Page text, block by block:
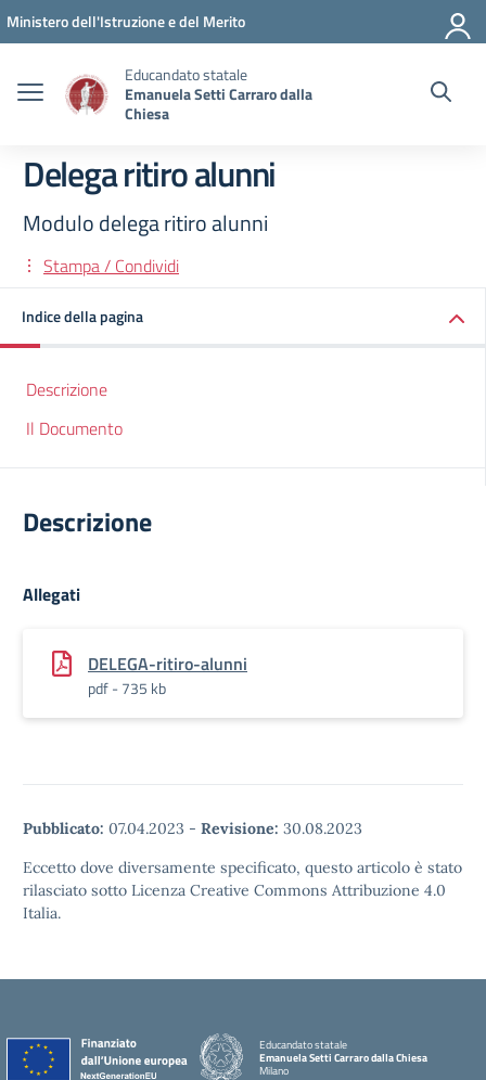
Vai ai contenuti
Vai al menu di navigazione
Vai al footer
Ministero dell'Istruzione e del Merito
Educandato statale
Emanuela Setti Carraro dalla
Chiesa
Delega ritiro alunni
Modulo delega ritiro alunni
Stampa / Condividi
Indice della pagina
Descrizione
Il Documento
Descrizione
Allegati
DELEGA-ritiro-alunni
pdf - 735 kb
Pubblicato: 07.04.2023 - Revisione: 30.08.2023
Eccetto dove diversamente specificato, questo articolo è stato
rilasciato sotto Licenza Creative Commons Attribuzione 4.0
Italia.
Educandato statale
Emanuela Setti Carraro dalla Chiesa
Milano